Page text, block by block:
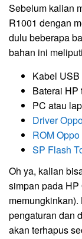
Sebelum kalian
R1001 dengan
dulu beberapa
bahan ini
Kabel
Baterai HP
PC atau
Driver
ROM
SP Flash
Oh ya, kalian
simpan pada
pengaturan dan
akan terhapus